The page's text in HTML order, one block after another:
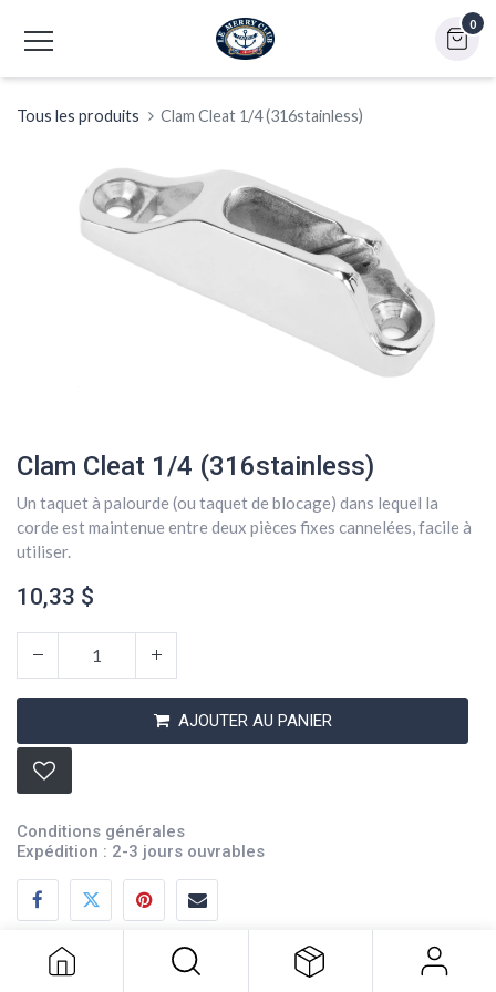
0
Tous les produits Clam Cleat 1/4 (316stainless)
Clam Cleat 1/4 (316stainless)
Un taquet à palourde (ou taquet de blocage) dans lequel la
corde est maintenue entre deux pièces fixes cannelées, facile à
utiliser.
10,33 $
AJOUTER AU PANIER
Conditions générales
Expédition : 2-3 jours ouvrables
Description
10,33